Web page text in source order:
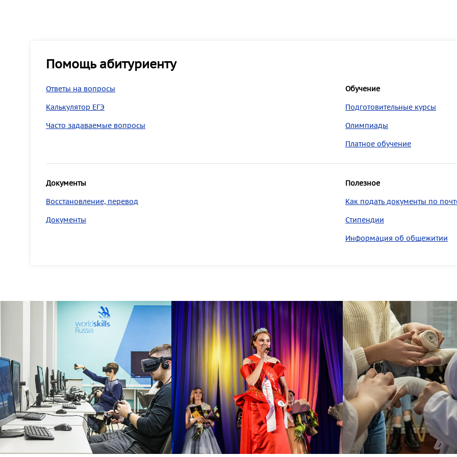
Помощь абитуриенту
Ответы на вопросы
Калькулятор ЕГЭ
Часто задаваемые вопросы
Обучение
Подготовительные курсы
Олимпиады
Платное обучение
Документы
Восстановление, перевод
Документы
Полезное
Как подать документы по
Стипендии
Информация об общежитии